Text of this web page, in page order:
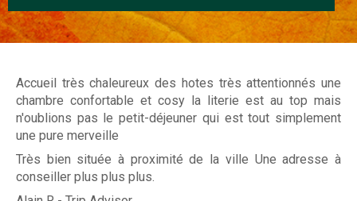
n
d
e
s
J
a
Accueil très chaleureux des hotes très attentionnés une
chambre confortable et cosy la literie est au top mais
n'oublions pas le petit-déjeuner qui est tout simplement
une pure merveille
Très bien située à proximité de la ville Une adresse à
conseiller plus plus plus.